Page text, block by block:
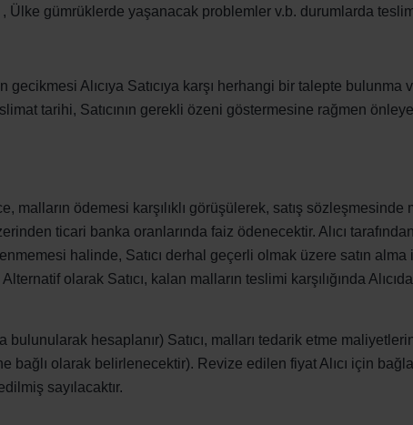
gümrüklerde yaşanacak problemler v.b. durumlarda
Alıcıya Satıcıya karşı herhangi bir talepte
tarihi, Satıcının gerekli özeni göstermesine rağmen
malların ödemesi karşılıklı görüşülerek, satış sözleşmesinde
ticari banka oranlarında faiz ödenecektir. Alıcı
halinde, Satıcı derhal geçerli olmak üzere satın
olarak Satıcı, kalan malların teslimi karşılığında
hesaplanır) Satıcı, malları tedarik etme
bağlı olarak belirlenecektir). Revize edilen fiyat Alıcı için
sayılacaktır.